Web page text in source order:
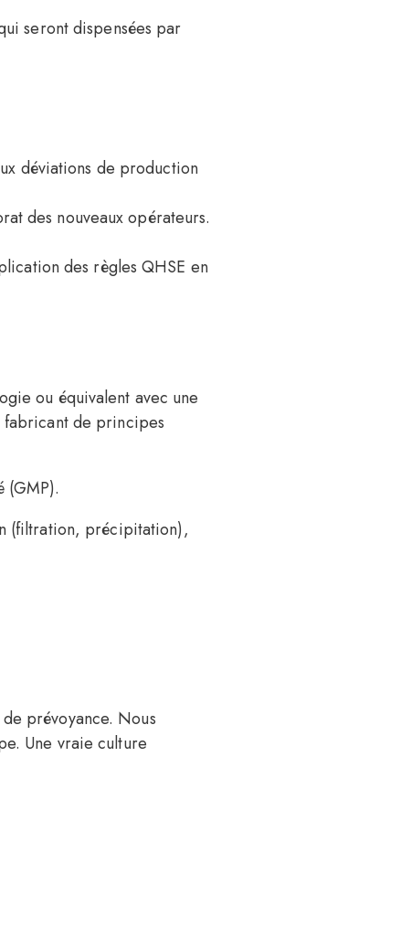
seront dispensées par
déviations de production
des nouveaux opérateurs.
des règles QHSE en
ou équivalent avec une
de principes
(GMP).
(filtration, précipitation),
prévoyance. Nous
Une vraie culture